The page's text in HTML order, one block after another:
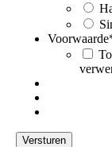
Voorwaarde